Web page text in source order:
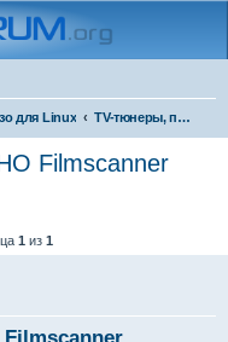
для Linux TV-тюнеры, платы видеозахвата
Filmscanner
1 из 1